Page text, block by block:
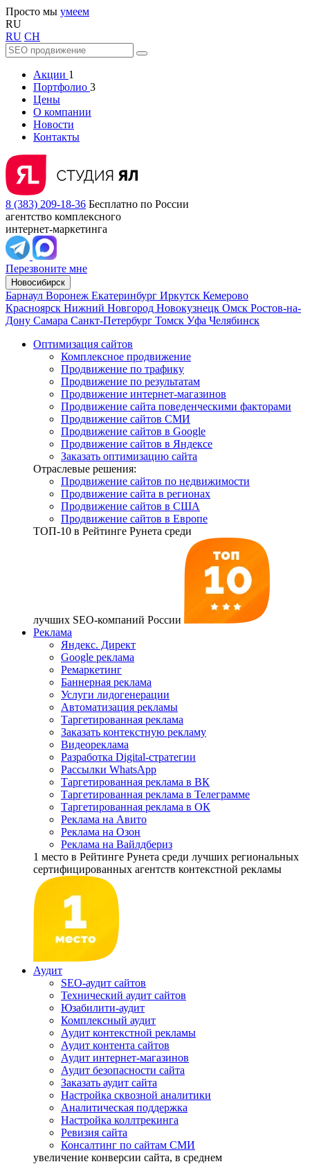
Просто мы умеем
RU
RU CH
Акции 1
Портфолио 3
Цены
О компании
Новости
Контакты
8 (383) 209-18-36 Бесплатно по России
агентство комплексного
интернет-маркетинга
Перезвоните мне
Новосибирск
Барнаул Воронеж Екатеринбург Иркутск Кемерово
Красноярск Нижний Новгород Новокузнецк Омск Ростов-на-
Дону Самара Санкт-Петербург Томск Уфа Челябинск
Оптимизация сайтов
Комплексное продвижение
Продвижение по трафику
Продвижение по результатам
Продвижение интернет-магазинов
Продвижение сайта поведенческими факторами
Продвижение сайтов СМИ
Продвижение сайтов в Google
Продвижение сайтов в Яндексе
Заказать оптимизацию сайта
Отраслевые решения:
Продвижение сайтов по недвижимости
Продвижение сайта в регионах
Продвижение сайтов в США
Продвижение сайтов в Европе
ТОП-10 в Рейтинге Рунета среди
лучших SEO-компаний России
Реклама
Яндекс. Директ
Google реклама
Ремаркетинг
Баннерная реклама
Услуги лидогенерации
Автоматизация рекламы
Таргетированная реклама
Заказать контекстную рекламу
Видеореклама
Разработка Digital-стратегии
Рассылки WhatsApp
Таргетированная реклама в ВК
Таргетированная реклама в Телеграмме
Таргетированная реклама в ОК
Реклама на Авито
Реклама на Озон
Реклама на Вайлдбериз
1 место в Рейтинге Рунета cреди лучших региональных
сертифицированных агентств контекстной рекламы
Аудит
SEO-аудит сайтов
Технический аудит сайтов
Юзабилити-аудит
Комплексный аудит
Аудит контекстной рекламы
Аудит контента сайтов
Аудит интернет-магазинов
Аудит безопасности сайта
Заказать аудит сайта
Настройка сквозной аналитики
Аналитическая поддержка
Настройка коллтрекинга
Ревизия сайта
Консалтинг по сайтам СМИ
увеличение конверсии сайта, в среднем